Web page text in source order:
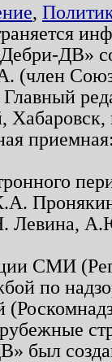
,
ДВ»
(член
Главный
Левина,
СМИ
по
был